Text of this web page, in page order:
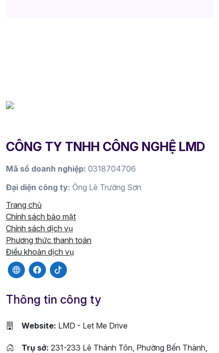
CÔNG TY TNHH CÔNG NGHỆ LMD
Mã số doanh nghiệp: 0318704706
Đại diện công ty: Ông Lê Trường Sơn
Trang chủ
Chính sách bảo mật
Chính sách dịch vụ
Phương thức thanh toán
Điều khoản dịch vụ
Thông tin công ty
Website: LMD - Let Me Drive
Trụ sở: 231-233 Lê Thánh Tôn, Phường Bến Thành,